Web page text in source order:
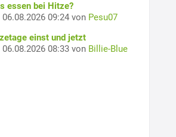
essen bei Hitze?
06.08.2026 09:24 von Pesu07
einst und jetzt
06.08.2026 08:33 von Billie-Blue